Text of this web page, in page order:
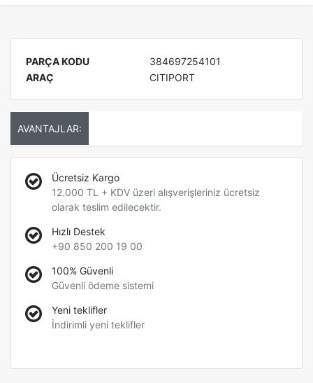
PARÇA KODU
384697254101
ARAÇ
CITIPORT
AVANTAJLAR:
Ücretsiz Kargo
12.000 TL + KDV üzeri alışverişleriniz ücretsiz
olarak teslim edilecektir.
Hızlı Destek
+90 850 200 19 00
100% Güvenli
Güvenli ödeme sistemi
Yeni teklifler
İndirimli yeni teklifler